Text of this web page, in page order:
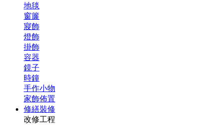
地毯
窗簾
寢飾
燈飾
掛飾
容器
鏡子
時鐘
手作小物
家飾佈置
修繕裝修
改修工程